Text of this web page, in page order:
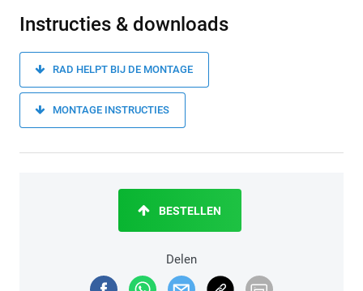
Instructies & downloads
RAD HELPT BIJ DE MONTAGE
MONTAGE INSTRUCTIES
Delen
BESTELLEN